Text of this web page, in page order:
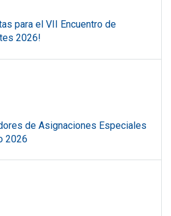
para el VII Encuentro de
2026!
de Asignaciones Especiales
2026